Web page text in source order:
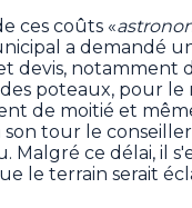
ces coûts «
a demandé
devis, notamment
poteaux, pour le
de moitié et
tour le
Malgré ce délai, il
le terrain serait